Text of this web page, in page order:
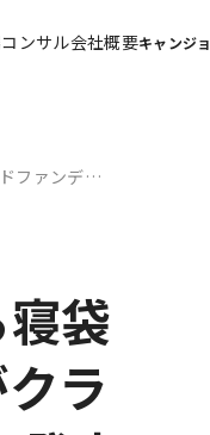
ンサル会社概要キャンジョ
ファンデ…
袋
ラ